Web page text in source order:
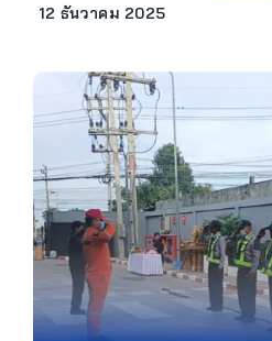
12 ธันวาคม 2025